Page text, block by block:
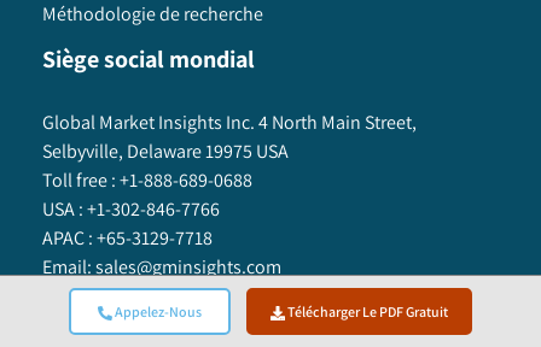
Appelez-Nous Télécharger Le PDF Gratuit
Méthodologie de recherche
Siège social mondial
Global Market Insights Inc. 4 North Main Street,
Selbyville, Delaware 19975 USA
Toll free :+1-888-689-0688
USA :+1-302-846-7766
APAC :+65-3129-7718
Email:sales@gminsights.com